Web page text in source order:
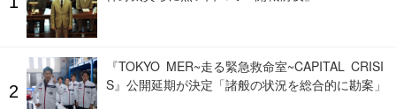
『TOKYO MER~走る緊急救命室~CAPITAL CRISI
S』公開延期が決定「諸般の状況を総合的に勘案」